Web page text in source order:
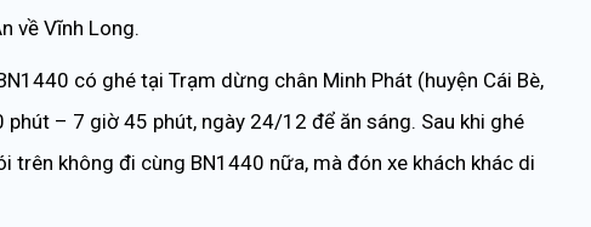
về Vĩnh Long.
có ghé tại Trạm dừng chân Minh Phát (huyện Cái Bè,
– 7 giờ 45 phút, ngày 24/12 để ăn sáng. Sau khi ghé
trên không đi cùng BN1440 nữa, mà đón xe khách khác di